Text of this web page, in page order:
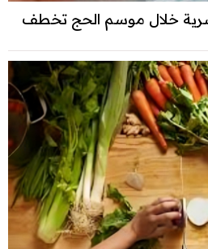
خلال موسم الحج تخطف